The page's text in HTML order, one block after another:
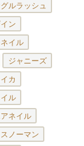
ルラッシュ
ン
イル
ジャニーズ
カ
ル
ネイル
スノーマン